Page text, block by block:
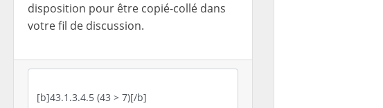
disposition pour être copié-collé dans
votre fil de discussion.